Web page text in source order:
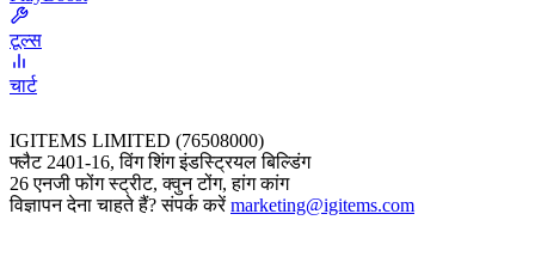
टूल्स
चार्ट
IGITEMS LIMITED (76508000)
फ्लैट 2401-16, विंग शिंग इंडस्ट्रियल बिल्डिंग
26 एनजी फोंग स्ट्रीट, क्वुन टोंग, हांग कांग
विज्ञापन देना चाहते हैं? संपर्क करेंmarketing@igitems.com